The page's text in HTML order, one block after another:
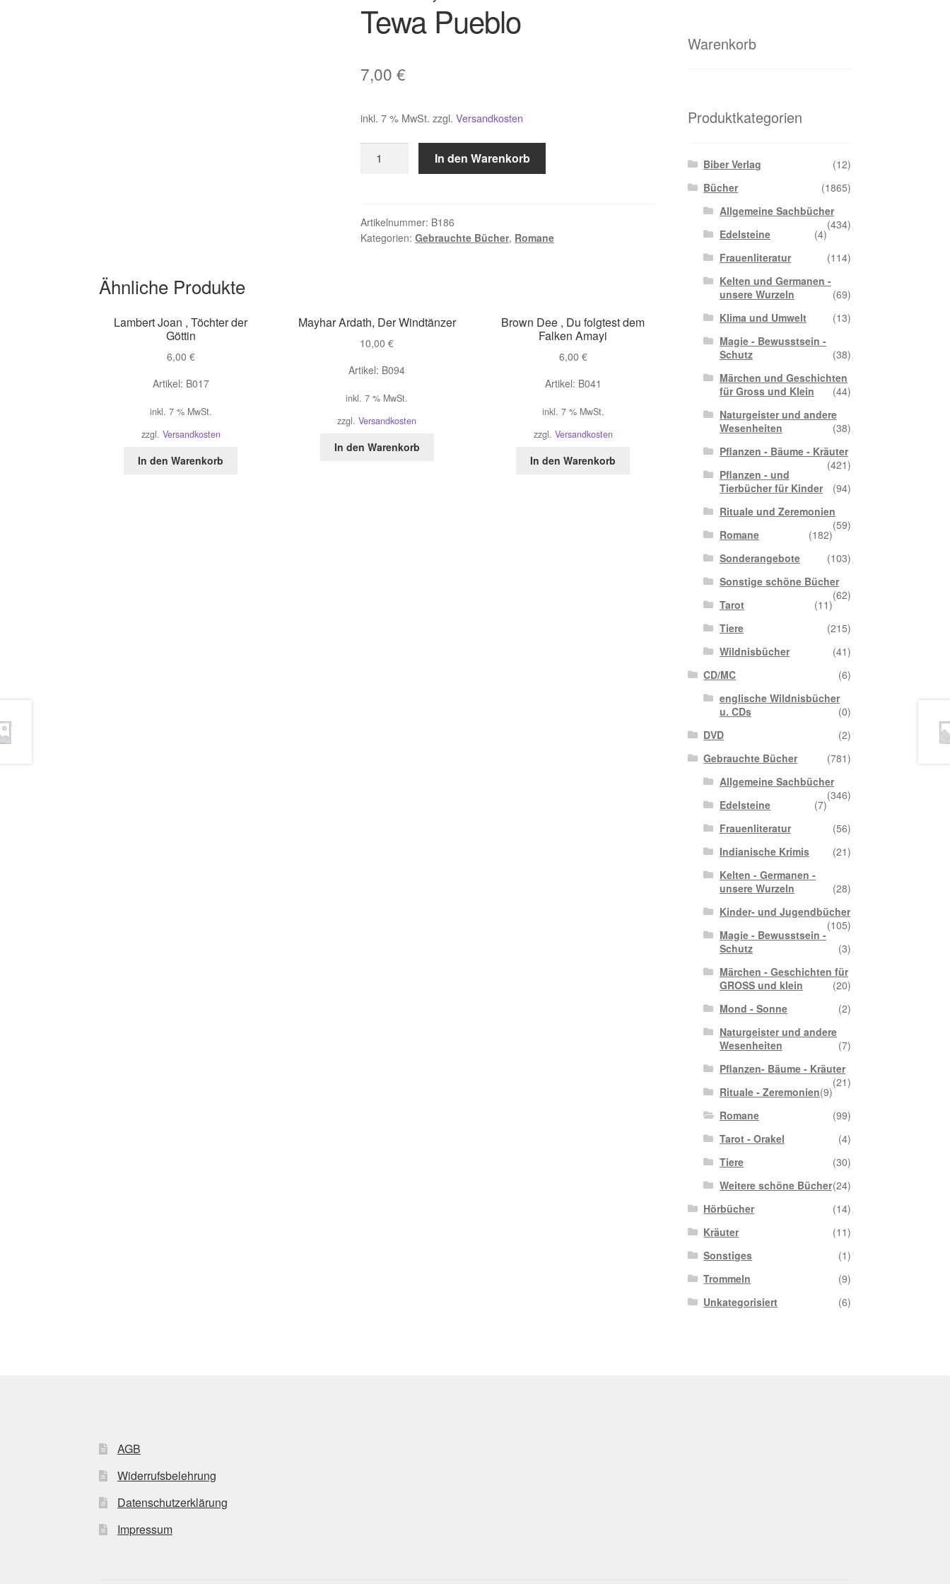
Tewa Pueblo
7,00€
inkl. 7 % MwSt. zzgl.Versandkosten
Tewa
Pueblo
In den Warenkorb
Artikelnummer: B186
Kategorien:Gebrauchte Bücher, Romane
Ähnliche Produkte
Lambert Joan , Töchter der
Göttin
6,00 €
Artikel: B017
inkl. 7 % MwSt.
zzgl. Versandkosten
In den Warenkorb
Mayhar Ardath, Der Windtänzer
10,00€
Artikel: B094
inkl. 7 % MwSt.
zzgl.Versandkosten
In den Warenkorb
Brown Dee , Du folgtest dem
Falken Amayi
6,00 €
Artikel: B041
inkl. 7 % MwSt.
zzgl. Versandkosten
In den Warenkorb
Warenkorb
Produktkategorien
Biber Verlag
(12)
Bücher
(1865)
Allgemeine Sachbücher
(434)
Edelsteine
(4)
Frauenliteratur
(114)
Kelten und Germanen -
unsere Wurzeln
(69)
Klima und Umwelt
(13)
Magie - Bewusstsein -
Schutz
(38)
Märchen und Geschichten
für Gross und Klein
(44)
Naturgeister und andere
Wesenheiten
(38)
Pflanzen - Bäume - Kräuter
(421)
Pflanzen - und
Tierbücher für Kinder
(94)
Rituale und Zeremonien
(59)
Romane
(182)
Sonderangebote
(103)
Sonstige schöne Bücher
(62)
Tarot
(11)
Tiere
(215)
Wildnisbücher
(41)
CD/MC
(6)
englische Wildnisbücher
u. CDs
(0)
DVD
(2)
Gebrauchte Bücher
(781)
Allgemeine Sachbücher
(346)
Edelsteine
(7)
Frauenliteratur
(56)
Indianische Krimis
(21)
Kelten - Germanen -
unsere Wurzeln
(28)
Kinder- und Jugendbücher
(105)
Magie - Bewusstsein -
Schutz
(3)
Märchen - Geschichten für
GROSS und klein
(20)
Mond - Sonne
(2)
Naturgeister und andere
Wesenheiten
(7)
Pflanzen- Bäume - Kräuter
(21)
Rituale - Zeremonien(9)
Romane
(99)
Tarot - Orakel
(4)
Tiere
(30)
Weitere schöne Bücher(24)
Hörbücher
(14)
Kräuter
(11)
Sonstiges
(1)
Trommeln
(9)
Unkategorisiert
(6)
AGB
Widerrufsbelehrung
Datenschutzerklärung
Impressum